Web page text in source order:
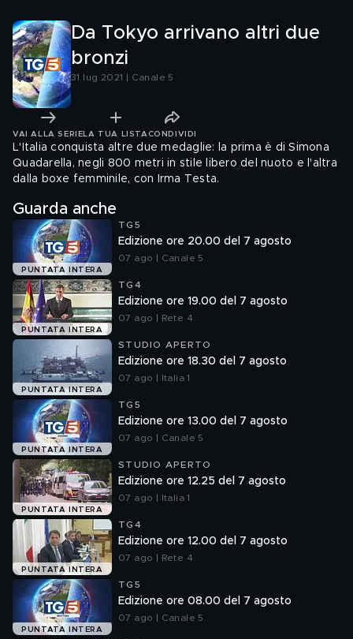
Da Tokyo arrivano altri due
bronzi
31 lug 2021 | Canale 5
VAI ALLA SERIE LA TUA LISTA CONDIVIDI
L'Italia conquista altre due medaglie: la prima è di Simona
Quadarella, negli 800 metri in stile libero del nuoto e l'altra
dalla boxe femminile, con Irma Testa.
Guarda anche
PUNTATA INTERA
TG5
Edizione ore 20.00 del 7 agosto
07 ago | Canale 5
PUNTATA INTERA
TG4
Edizione ore 19.00 del 7 agosto
07 ago | Rete 4
PUNTATA INTERA
STUDIO APERTO
Edizione ore 18.30 del 7 agosto
07 ago | Italia 1
PUNTATA INTERA
TG5
Edizione ore 13.00 del 7 agosto
07 ago | Canale 5
PUNTATA INTERA
STUDIO APERTO
Edizione ore 12.25 del 7 agosto
07 ago | Italia 1
PUNTATA INTERA
TG4
Edizione ore 12.00 del 7 agosto
07 ago | Rete 4
PUNTATA INTERA
TG5
Edizione ore 08.00 del 7 agosto
07 ago | Canale 5